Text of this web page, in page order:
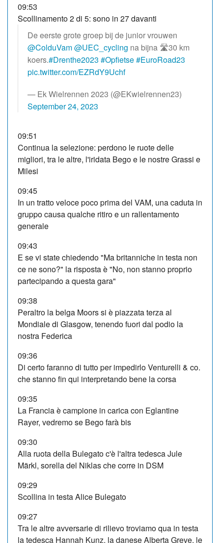
09:53
Scollinamento 2 di 5: sono in 27 davanti
De eerste grote groep bij de junior vrouwen
@ColduVam@UEC_cycling na bijna 🛣️30 km
koers.#Drenthe2023 #Opfietse#EuroRoad23
pic.twitter.com/EZRdY9Uchf
— Ek Wielrennen 2023 (@EKwielrennen23)
September 24, 2023
09:51
Continua la selezione: perdono le ruote delle
migliori, tra le altre, l'iridata Bego e le nostre Grassi e
Milesi
09:45
In un tratto veloce poco prima del VAM, una caduta in
gruppo causa qualche ritiro e un rallentamento
generale
09:43
E se vi state chiedendo "Ma britanniche in testa non
ce ne sono?" la risposta è "No, non stanno proprio
partecipando a questa gara"
09:38
Peraltro la belga Moors si è piazzata terza al
Mondiale di Glasgow, tenendo fuori dal podio la
nostra Federica
09:36
Di certo faranno di tutto per impedirlo Venturelli & co.
che stanno fin qui interpretando bene la corsa
09:35
La Francia è campione in carica con Eglantine
Rayer, vedremo se Bego farà bis
09:30
Alla ruota della Bulegato c'è l'altra tedesca Jule
Märkl, sorella del Niklas che corre in DSM
09:29
Scollina in testa Alice Bulegato
09:27
Tra le altre avversarie di rilievo troviamo qua in testa
la tedesca Hannah Kunz, la danese Alberta Greve, le